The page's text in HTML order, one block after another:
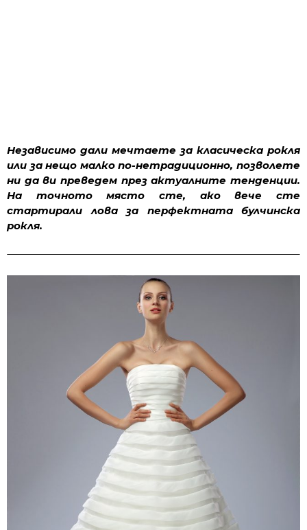
Независимо дали мечтаете за класическа рокля
или за нещо малко по-нетрадиционно, позволете
ни да ви преведем през актуалните тенденции.
На точното място сте, ако вече сте
стартирали лова за перфектната булчинска
рокля.